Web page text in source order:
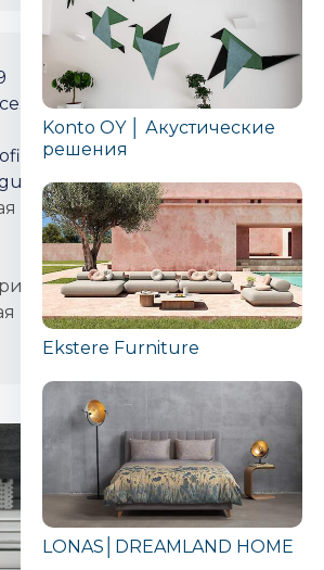
8-110
на машине, улица
приведет вас прямо к
Konto OY │ Акустические
решения
Ekstere Furniture
LONAS│DREAMLAND HOME